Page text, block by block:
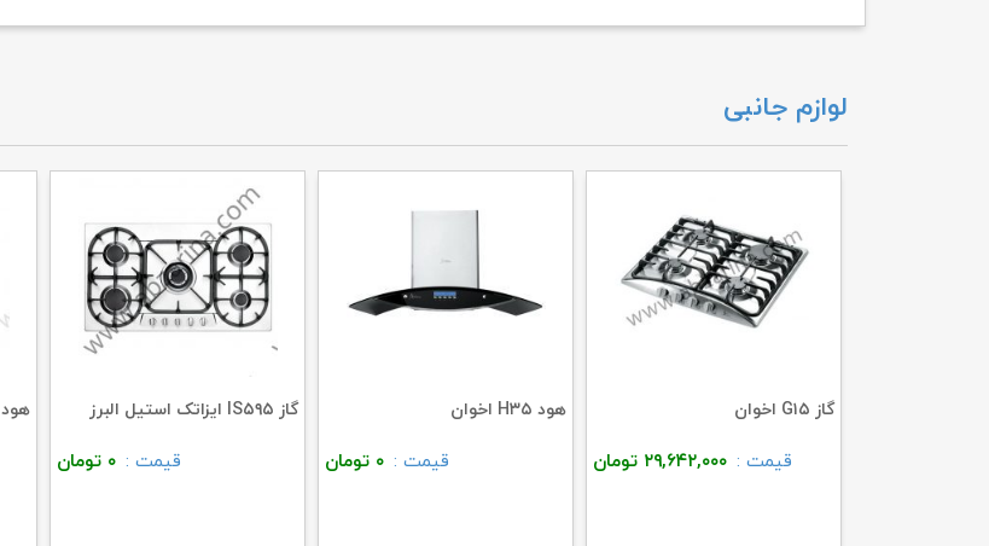
لوازم جانبی
گاز G۱۵ اخوان
قیمت : ۲۹,۶۴۲,۰۰۰ تومان
هود H۳۵ اخوان
قیمت : ۰ تومان
گاز IS۵۹۵ ایزاتک استیل البرز
قیمت : ۰ تومان
هود SA-۴۰۴ استیل البرز